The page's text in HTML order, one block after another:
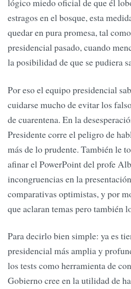
lógico miedo oficial de que él
estragos en el bosque, esta
quedar en pura promesa, tal
presidencial pasado, cuando
la posibilidad de que se pudiera
Por eso el equipo presidencial
cuidarse mucho de evitar los
de cuarentena. En la
Presidente corre el peligro de
más de lo prudente. También le
afinar el PowerPoint del profe
incongruencias en la
comparativas optimistas, y por
que aclaran temas pero también
Para decirlo bien simple: ya es
presidencial más amplia y
los tests como herramienta de
Gobierno cree en la utilidad de